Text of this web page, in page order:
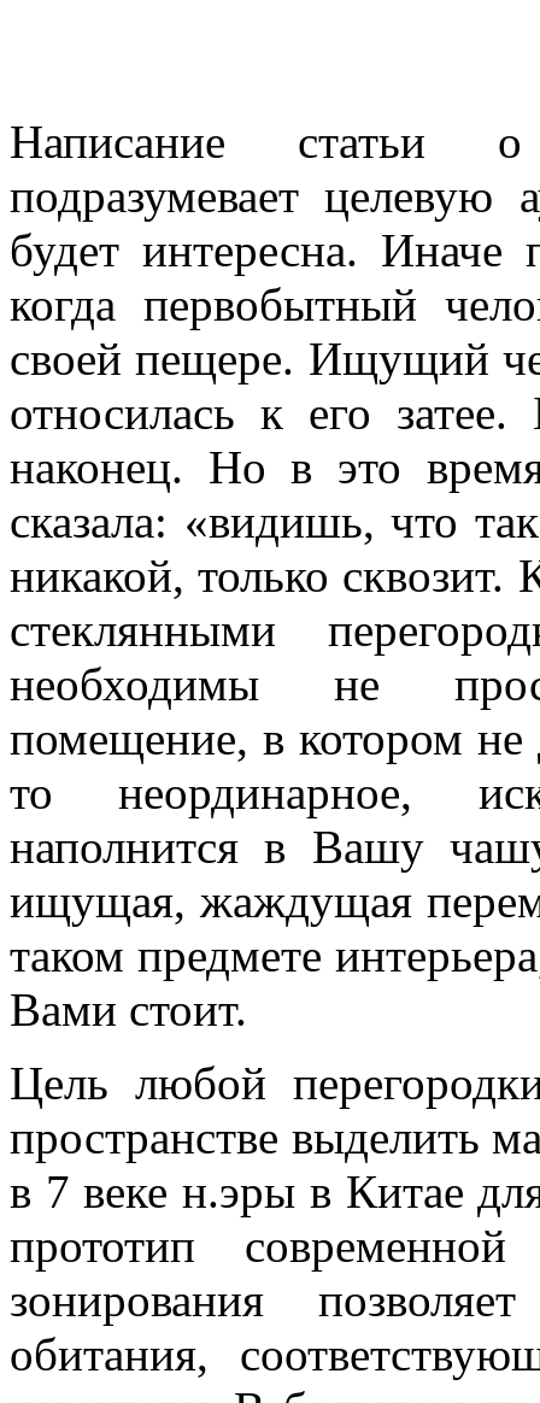
Написание статьи о
подразумевает целевую
будет интересна. Иначе
когда первобытный
своей пещере. Ищущий
относилась к его
наконец. Но в это
сказала: «видишь, что
никакой, только
стеклянными
необходимы не
помещение, в котором не
то неординарное,
наполнится в Вашу
ищущая, жаждущая
таком предмете
Вами стоит.
Цель любой
пространстве выделить
в 7 веке н.эры в Китае
прототип
зонирования
обитания,